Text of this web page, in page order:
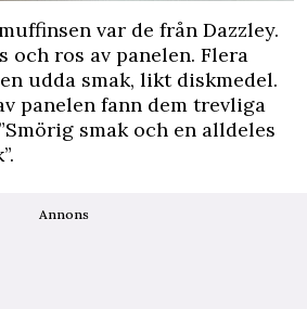
var de från Dazzley.
och ros av panelen. Flera
udda smak, likt diskmedel.
panelen fann dem trevliga
smak och en alldeles
Annons